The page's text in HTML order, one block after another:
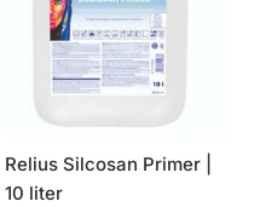
gekozen
worden
de
productpagina
Relius Silcosan Primer |
10 liter